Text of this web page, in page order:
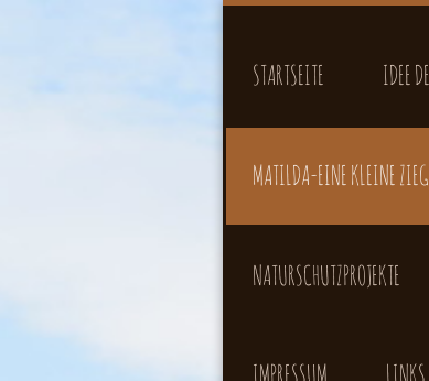
STARTSEITE IDEE
MATILDA-EINE KLEINE
NATURSCHUTZPROJEKTE